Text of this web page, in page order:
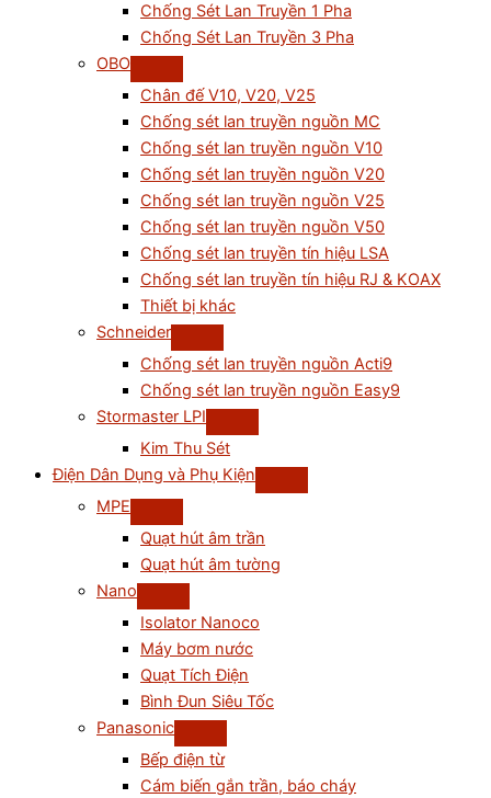
Chống Sét Lan Truyền 1 Pha
Chống Sét Lan Truyền 3 Pha
OBO
Chân đế V10, V20, V25
Chống sét lan truyền nguồn MC
Chống sét lan truyền nguồn V10
Chống sét lan truyền nguồn V20
Chống sét lan truyền nguồn V25
Chống sét lan truyền nguồn V50
Chống sét lan truyền tín hiệu LSA
Chống sét lan truyền tín hiệu RJ & KOAX
Thiết bị khác
Schneider
Chống sét lan truyền nguồn Acti9
Chống sét lan truyền nguồn Easy9
Stormaster LPI
Kim Thu Sét
Điện Dân Dụng và Phụ Kiện
MPE
Quạt hút âm trần
Quạt hút âm tường
Nano
Isolator Nanoco
Máy bơm nước
Quạt Tích Điện
Bình Đun Siêu Tốc
Panasonic
Bếp điện từ
Cám biến gắn trần, báo cháy